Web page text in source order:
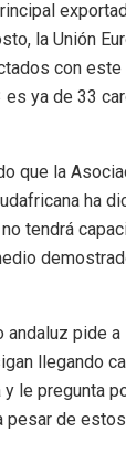
la Unión
con este
ya de 33
que la
ha
tendrá
pide a
llegando
le pregunta
pesar de